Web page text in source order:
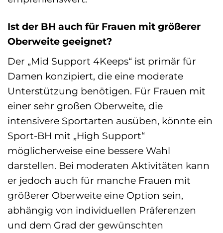
Ist der BH auch für Frauen mit größerer
Oberweite geeignet?
Der „Mid Support 4Keeps“ ist primär für
Damen konzipiert, die eine moderate
Unterstützung benötigen. Für Frauen mit
einer sehr großen Oberweite, die
intensivere Sportarten ausüben, könnte ein
Sport-BH mit „High Support“
möglicherweise eine bessere Wahl
darstellen. Bei moderaten Aktivitäten kann
er jedoch auch für manche Frauen mit
größerer Oberweite eine Option sein,
abhängig von individuellen Präferenzen
und dem Grad der gewünschten